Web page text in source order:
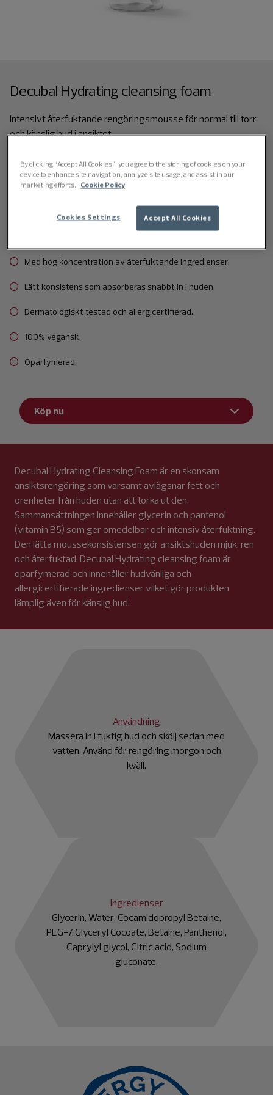
Decubal Hydrating cleansing foam
Intensivt återfuktande rengöringsmousse för normal till torr
och känslig hud i ansiktet.
Med hög koncentration av återfuktande ingredienser.
Lätt konsistens som absorberas snabbt in i huden.
Dermatologiskt testad och allergicertifierad.
100% vegansk.
Oparfymerad.
Köp nu
Decubal Hydrating Cleansing Foam är en skonsam
ansiktsrengöring som varsamt avlägsnar fett och
orenheter från huden utan att torka ut den.
Sammansättningen innehåller glycerin och pantenol
(vitamin B5) som ger omedelbar och intensiv återfuktning.
Den lätta moussekonsistensen gör ansiktshuden mjuk, ren
och återfuktad. Decubal Hydrating cleansing foam är
oparfymerad och innehåller hudvänliga och
allergicertifierade ingredienser vilket gör produkten
lämplig även för känslig hud.
Användning
Massera in i fuktig hud och skölj sedan med
vatten. Använd för rengöring morgon och
kväll.
Ingredienser
Glycerin, Water, Cocamidopropyl Betaine,
PEG-7 Glyceryl Cocoate, Betaine, Panthenol,
Caprylyl glycol, Citric acid, Sodium
gluconate.
By clicking “Accept All Cookies”, you agree to the storing of cookies on your
device to enhance site navigation, analyze site usage, and assist in our
marketing efforts.
Cookie Policy
Accept All Cookies
Cookies Settings